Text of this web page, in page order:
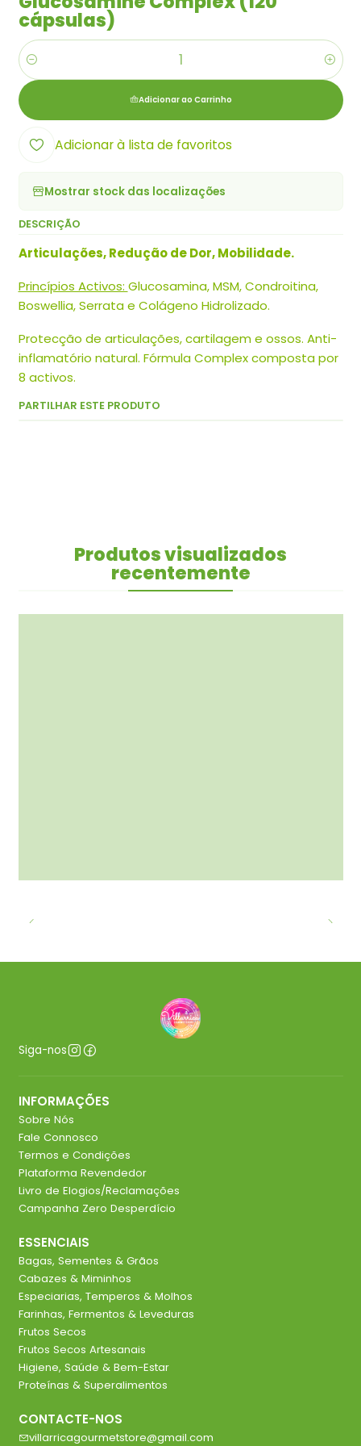
cápsulas)
Quantidade
Adicionar ao Carrinho
Adicionar à lista de favoritos
Mostrar stock das localizações
DESCRIÇÃO
Articulações, Redução de Dor, Mobilidade.
Princípios Activos: Glucosamina, MSM, Condroitina,
Boswellia, Serrata e Colágeno Hidrolizado.
Protecção de articulações, cartilagem e ossos. Anti-
inflamatório natural. Fórmula Complex composta por
8 activos.
PARTILHAR ESTE PRODUTO
Produtos visualizados
recentemente
Siga-nos
INFORMAÇÕES
Sobre Nós
Fale Connosco
Termos e Condições
Plataforma Revendedor
Livro de Elogios/Reclamações
Campanha Zero Desperdício
ESSENCIAIS
Bagas, Sementes & Grãos
Cabazes & Miminhos
Especiarias, Temperos & Molhos
Farinhas, Fermentos & Leveduras
Frutos Secos
Frutos Secos Artesanais
Higiene, Saúde & Bem-Estar
Proteínas & Superalimentos
CONTACTE-NOS
villarricagourmetstore@gmail.com